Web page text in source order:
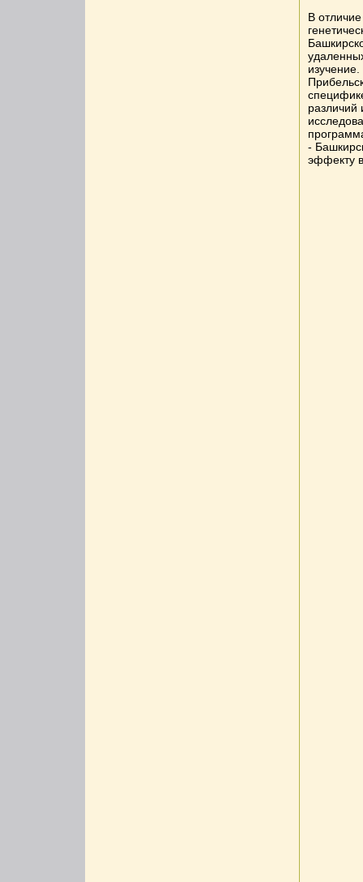
В
различий
-
эффекту